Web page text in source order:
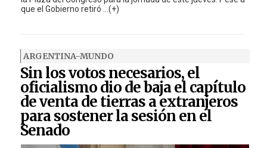
que el Gobierno retiró ...(+)
ARGENTINA-MUNDO
Sin los votos necesarios, el
oficialismo dio de baja el capítulo
de venta de tierras a extranjeros
para sostener la sesión en el
Senado